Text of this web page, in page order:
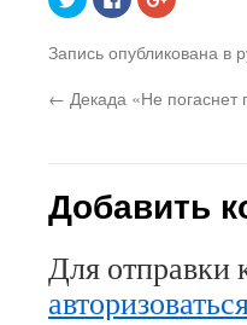
чтобы
поделиться
Twitter
(Открывается
новом
окне)
здесь,
чтобы
контентом
на
(Открывается
в
чтобы
Google+
новом
окне)
Запись опубликована в
← Декада «Не погаснет
Добавить
Для отправки